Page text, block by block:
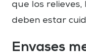
que los
deben estar
Envases